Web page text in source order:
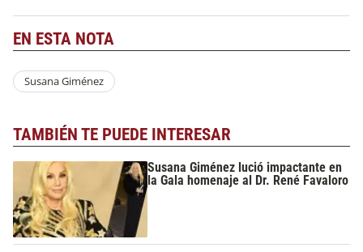
EN ESTA NOTA
Susana Giménez
TAMBIÉN TE PUEDE INTERESAR
Susana Giménez lució impactante en
la Gala homenaje al Dr. René Favaloro